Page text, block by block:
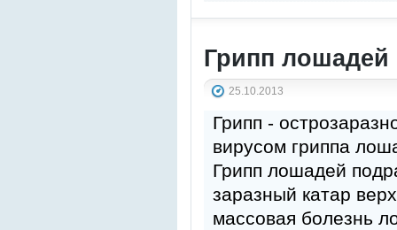
Грипп лошадей
25.10.2013
Грипп -
вирусом гриппа
Грипп лошадей
заразный катар
массовая болезнь